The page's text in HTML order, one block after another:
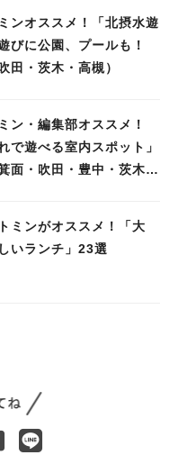
ンオススメ！「北摂水遊
びに公園、プールも！
田・茨木・高槻）
ン・編集部オススメ！
で遊べる室内スポット」
面・吹田・豊中・茨木・
ミンがオススメ！「大
いランチ」23選